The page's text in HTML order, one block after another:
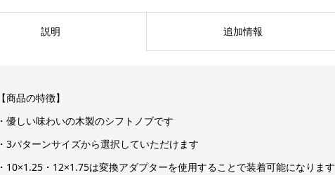
説明 追加情報
【商品の特徴】
・優しい味わいの木製のシフトノブです
・3パターンサイズから選択していただけます
・10×1.25・12×1.75は変換アダプターを使用することで装着可能になります